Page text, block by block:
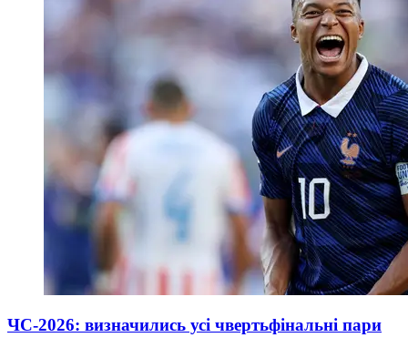
ЧС-2026: визначились усі чвертьфінальні пари